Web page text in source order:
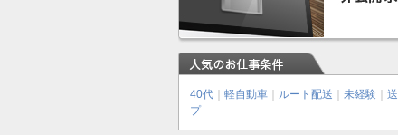
40代 軽自動車 ルート配送 未経験
プ